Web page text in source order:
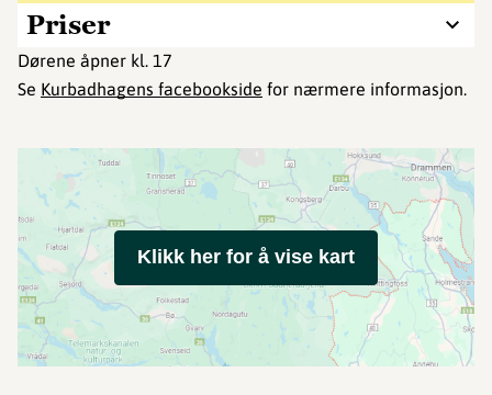
Priser
Dørene åpner kl. 17
Se Kurbadhagens facebookside for nærmere informasjon.
Klikk her for å vise kart